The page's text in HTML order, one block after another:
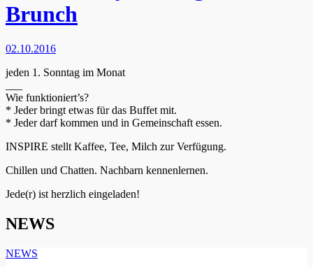
Brunch
02.10.2016
jeden 1. Sonntag im Monat
Wie funktioniert’s?
* Jeder bringt etwas für das Buffet mit.
* Jeder darf kommen und in Gemeinschaft essen.
INSPIRE stellt Kaffee, Tee, Milch zur Verfügung.
Chillen und Chatten. Nachbarn kennenlernen.
Jede(r) ist herzlich eingeladen!
NEWS
NEWS